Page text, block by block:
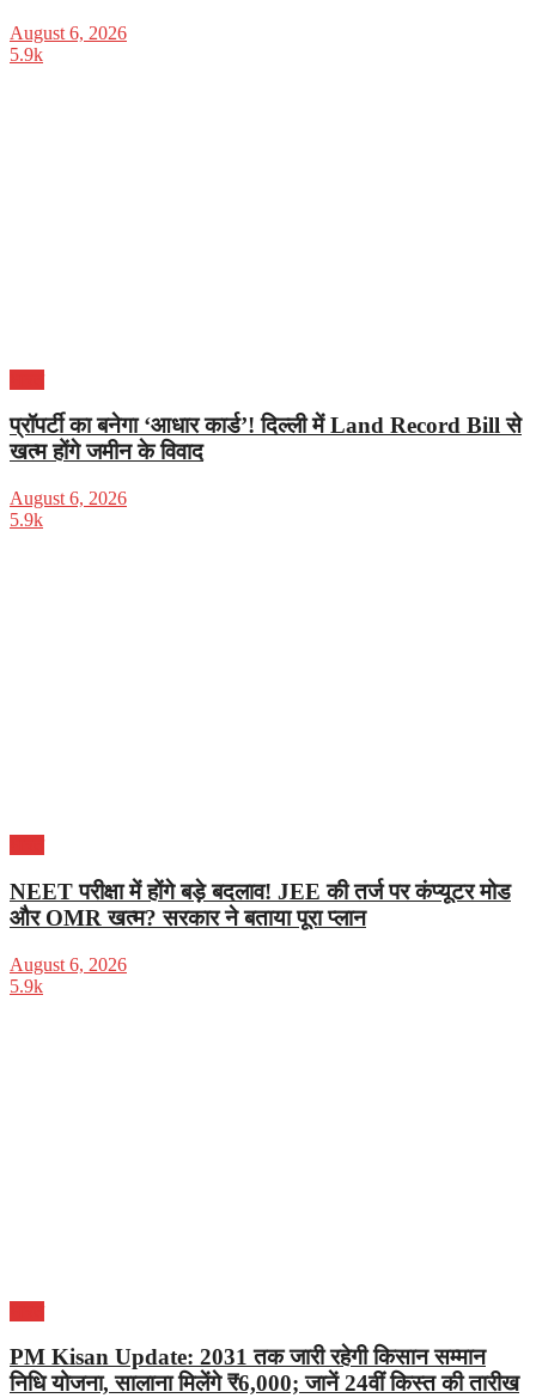
August 6, 2026
5.9k
प्रॉपर्टी का बनेगा ‘आधार कार्ड’! दिल्ली में Land Record Bill से
खत्म होंगे जमीन के विवाद
August 6, 2026
5.9k
NEET परीक्षा में होंगे बड़े बदलाव! JEE की तर्ज पर कंप्यूटर मोड
और OMR खत्म? सरकार ने बताया पूरा प्लान
August 6, 2026
5.9k
PM Kisan Update: 2031 तक जारी रहेगी किसान सम्मान
निधि योजना, सालाना मिलेंगे ₹6,000; जानें 24वीं किस्त की तारीख